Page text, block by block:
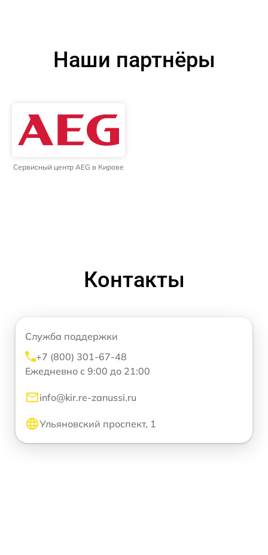
Наши партнёры
Сервисный центр AEG в Кирове
Контакты
Служба поддержки
+7 (800) 301-67-48
Ежедневно с 9:00 до 21:00
info@kir.re-zanussi.ru
Ульяновский проспект, 1